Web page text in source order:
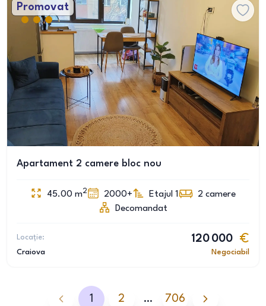
Promovat
Apartament 2 camere bloc nou
45.00 m2 2000+ Etajul 1 2 camere
Decomandat
Locație:
Craiova
120 000
Negociabil
1 2 … 706